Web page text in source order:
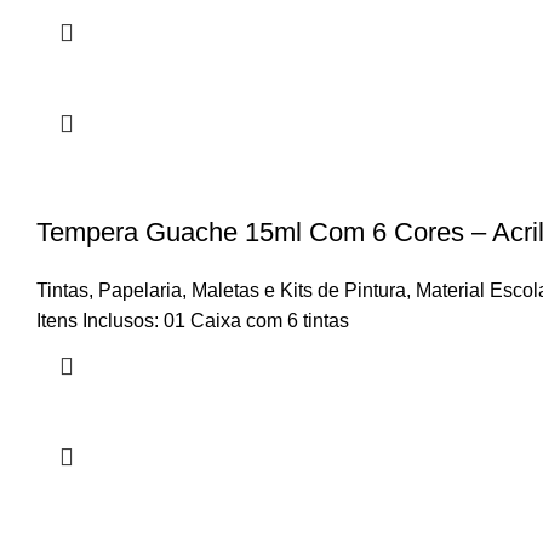
Tempera Guache 15ml Com 6 Cores –
Tintas, Papelaria, Maletas e Kits de Pintura, Material
Itens Inclusos: 01 Caixa com 6 tintas